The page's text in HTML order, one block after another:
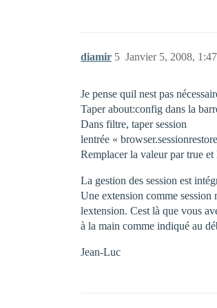
diamir Janvier 5, 2008, 1:47
5
Je pense quil nest pas
Taper about:config dans la
Dans filtre, taper session
lentrée «
Remplacer la valeur par true
La gestion des session est
Une extension comme
lextension. Cest là que vous
à la main comme indiqué au
Jean-Luc